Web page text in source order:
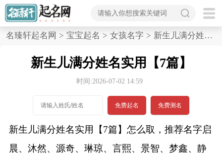
首
名
名臻轩起名网 > 宝宝起名 > 女孩名字 > 新生儿满分姓名实用,7篇
新生儿满分姓名实用【7篇】
时间:2026-07-02 14:59
免费起名 免费测名
新生儿满分姓名实用【7篇】怎么取，推荐名字启
晨、沐然、源奇、琳琼、言熙、景智、梦鑫、静